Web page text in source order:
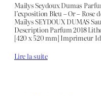
Mailys Seydoux Dumas
l’exposition Bleu – Or –
Maïlys SEYDOUX DUMAS
Description Parfum 2018
[420 x 520 mm] Imprimeur
Lire la suite